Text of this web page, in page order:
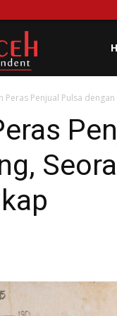
Aceh
Peras Penjual Pulsa